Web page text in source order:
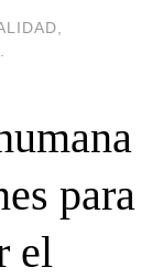
para
el